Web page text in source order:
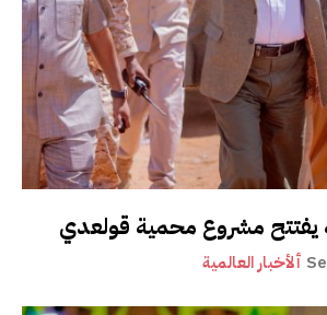
يفتتح مشروع محمية قولعدي
ألأخبار العالمية